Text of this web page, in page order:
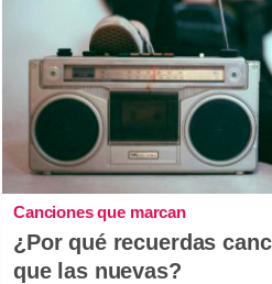
Canciones que marcan
¿Por qué recuerdas
que las nuevas?